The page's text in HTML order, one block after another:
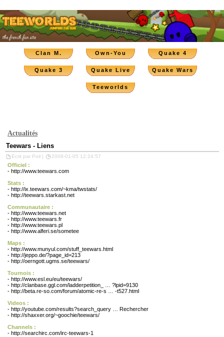
Clan M. Own-You Quake 4
Quake 3 Quake Live Quake Wars
Teeworlds
Actualités
Teewars - Liens
Ecrit par Poil | 2008-01-05 12:24:57
Officiel :
- http://www.teewars.com
Stats :
- http://ix.teewars.com/~kma/twstats/
- http://teewars.starkast.net
Communautaire :
- http://www.teewars.net
- http://www.teewars.fr
- http://www.teewars.pl
- http://www.alferi.se/sometee
Maps :
- http://www.munyul.com/stuff_teewars.html
- http://jeppo.de/?page_id=213
- http://oerngott.ugms.se/teewars/
Tournois :
- http://www.esl.eu/eu/teewars/
- http://clanbase.ggl.com/ladderpetition_ … ?lpid=9130
- http://beta.re-so.com/forum/atomic-re-s … -t527.html
Videos :
- http://youtube.com/results?search_query … Rechercher
- http://shaxxer.org/~goochie/teewars/
Channels :
- http://searchirc.com/irc-teewars-1